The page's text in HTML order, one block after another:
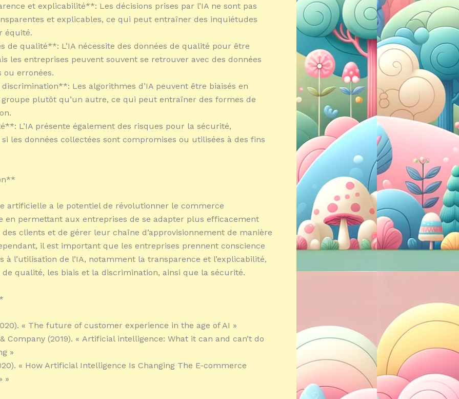
et explicabilité**: Les décisions prises par l’IA ne sont pas
et explicables, ce qui peut entraîner des inquiétudes
équité.
de qualité**: L’IA nécessite des données de qualité pour être
les entreprises peuvent souvent se retrouver avec des données
ou erronées.
Les algorithmes d’IA peuvent être biaisés en
groupe plutôt qu’un autre, ce qui peut entraîner des formes de
L’IA présente également des risques pour la sécurité,
les données collectées sont compromises ou utilisées à des fins
artificielle a le potentiel de révolutionner le commerce
en permettant aux entreprises de se adapter plus efficacement
des clients et de gérer leur chaîne d’approvisionnement de manière
il est important que les entreprises prennent conscience
à l’utilisation de l’IA, notamment la transparence et l’explicabilité,
de qualité, les biais et la discrimination, ainsi que la sécurité.
« The future of customer experience in the age of AI »
Company (2019). « Artificial intelligence: What it can and can’t do
»
« How Artificial Intelligence Is Changing The E-commerce
»